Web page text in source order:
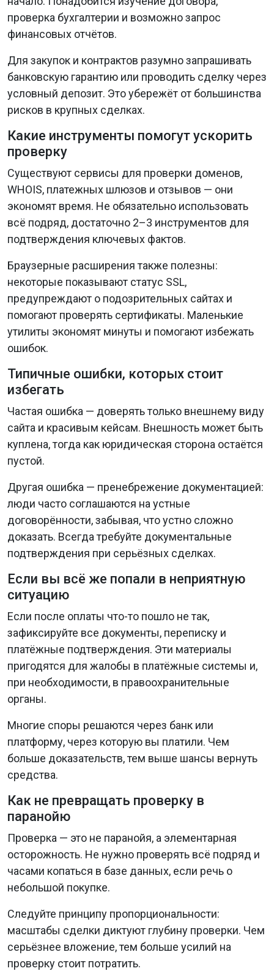
проверка бухгалтерии и возможно запрос
финансовых отчётов.
Для закупок и контрактов разумно запрашивать
банковскую гарантию или проводить сделку через
условный депозит. Это убережёт от большинства
рисков в крупных сделках.
Какие инструменты помогут ускорить
проверку
Существуют сервисы для проверки доменов,
WHOIS, платежных шлюзов и отзывов — они
экономят время. Не обязательно использовать
всё подряд, достаточно 2–3 инструментов для
подтверждения ключевых фактов.
Браузерные расширения также полезны:
некоторые показывают статус SSL,
предупреждают о подозрительных сайтах и
помогают проверять сертификаты. Маленькие
утилиты экономят минуты и помогают избежать
ошибок.
Типичные ошибки, которых стоит
избегать
Частая ошибка — доверять только внешнему виду
сайта и красивым кейсам. Внешность может быть
куплена, тогда как юридическая сторона остаётся
пустой.
Другая ошибка — пренебрежение документацией:
люди часто соглашаются на устные
договорённости, забывая, что устно сложно
доказать. Всегда требуйте документальные
подтверждения при серьёзных сделках.
Если вы всё же попали в неприятную
ситуацию
Если после оплаты что-то пошло не так,
зафиксируйте все документы, переписку и
платёжные подтверждения. Эти материалы
пригодятся для жалобы в платёжные системы и,
при необходимости, в правоохранительные
органы.
Многие споры решаются через банк или
платформу, через которую вы платили. Чем
больше доказательств, тем выше шансы вернуть
средства.
Как не превращать проверку в
паранойю
Проверка — это не паранойя, а элементарная
осторожность. Не нужно проверять всё подряд и
часами копаться в базе данных, если речь о
небольшой покупке.
Следуйте принципу пропорциональности:
масштабы сделки диктуют глубину проверки. Чем
серьёзнее вложение, тем больше усилий на
проверку стоит потратить.